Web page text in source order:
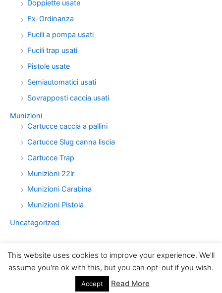
Doppiette usate
Ex-Ordinanza
Fucili a pompa usati
Fucili trap usati
Pistole usate
Semiautomatici usati
Sovrapposti caccia usati
Munizioni
Cartucce caccia a pallini
Cartucce Slug canna liscia
Cartucce Trap
Munizioni 22lr
Munizioni Carabina
Munizioni Pistola
Uncategorized
Copyright © 2026 Armeria LUXOR Torino | Powered by
This website uses cookies to improve your experience. We'll
assume you're ok with this, but you can opt-out if you wish.
Accept Read More